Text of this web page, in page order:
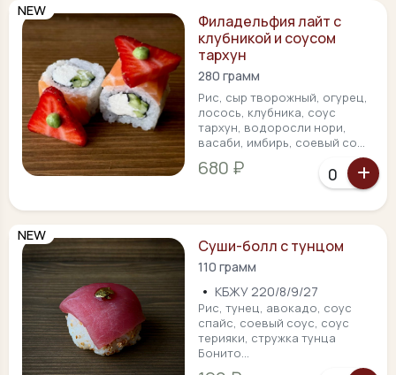
NEW
Филадельфия лайт с
клубникой и соусом
тархун
280 грамм
Рис, сыр творожный, огурец,
лосось, клубника, соус
тархун, водоросли нори,
васаби, имбирь, соевый со...
680 ₽
NEW
Суши-болл с тунцом
110 грамм
• КБЖУ 220/8/9/27
Рис, тунец, авокадо, соус
спайс, соевый соус, соус
терияки, стружка тунца
Бонито...